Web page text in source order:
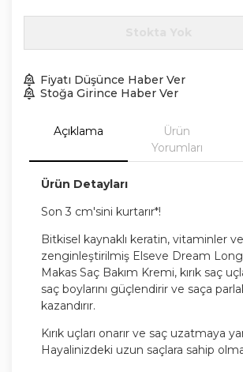
Fiyatı Düşünce Haber Ver
Stoğa Girince Haber Ver
Açıklama
Ürün
Yorumları
Ürün Detayları
Son 3 cm'sini kurtarır*!
Bitkisel kaynaklı keratin, vitaminler
zenginleştirilmiş Elseve Dream
Makas Saç Bakım Kremi, kırık saç
saç boylarını güçlendirir ve saça
kazandırır.
Kırık uçları onarır ve saç uzatmaya
Hayalinizdeki uzun saçlara sahip